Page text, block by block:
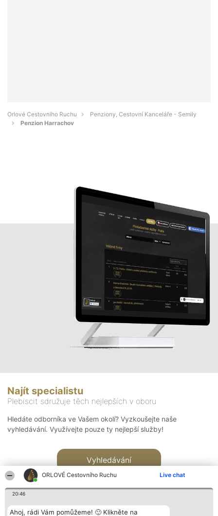
ORLOVÉ Cestovního Ruchu Live chat
20:46
Ahoj, rádi Vám pomůžeme! 🙂 Klikněte na
Orlové Cestovního Ruchu
Penziony, Cestovní Kanceláře - Semily
Penzion Harrachov
Najít specialistu
Plebiscit sdružuje těch nejlepších v oboru
Hledáte odborníka ve Vašem okolí? Vyzkoušejte naše
vyhledávání. Využívejte pouze ty nejlepší služby!
Vyhledávání